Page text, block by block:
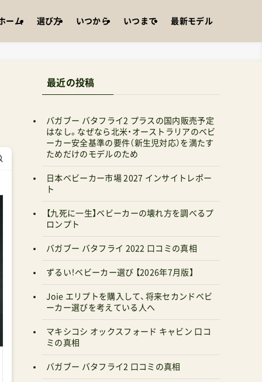
ーム 選び方 いつから いつまで 最新モデル
最近の投稿
バガブー バタフライ2 プラスの国内販売予定
はなし。なぜなら北米・オーストラリアのベビ
ーカー安全基準の要件（新生児対応）を満たす
ためだけのモデルのため
日本ベビーカー市場 2027 インサイトレポー
ト
【九死に一生】ベビーカーの壊れ方を調べるプ
ロンプト
バガブー バタフライ 2022 口コミの真相
ずるい！ベビーカー選び 【2026年7月版】
Joie エリプトを購入して、将来セカンドベビ
ーカー選びを考えている人へ
マキシコシ オックスフォード キャビン 口コ
ミの真相
バガブー バタフライ2 口コミの真相